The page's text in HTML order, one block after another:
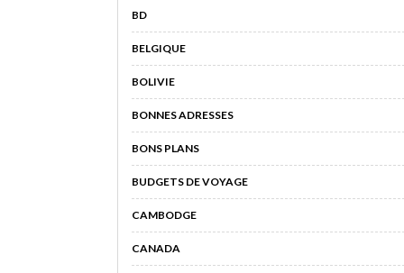
BD
BELGIQUE
BOLIVIE
BONNES ADRESSES
BONS PLANS
BUDGETS DE VOYAGE
CAMBODGE
CANADA